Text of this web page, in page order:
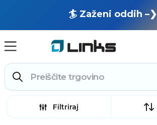
🏄 Zaženi oddih –❯
Filtriraj